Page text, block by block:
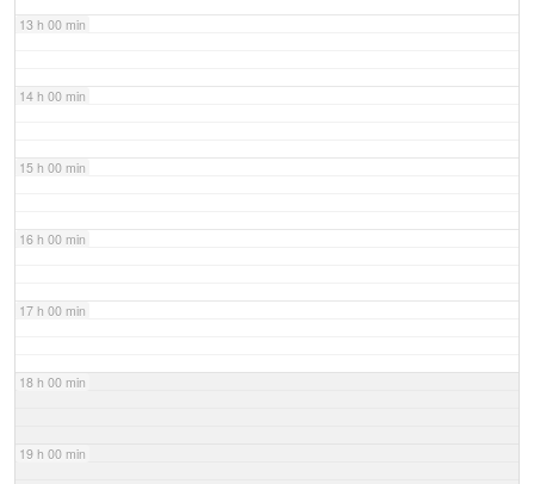
13 h 00 min
14 h 00 min
15 h 00 min
16 h 00 min
17 h 00 min
18 h 00 min
19 h 00 min